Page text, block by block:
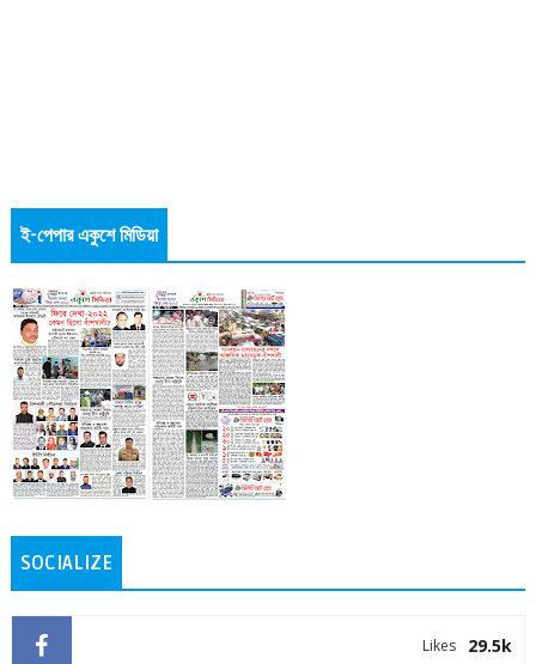
ই-পেপার একুশে মিডিয়া
SOCIALIZE
29.5k
Likes